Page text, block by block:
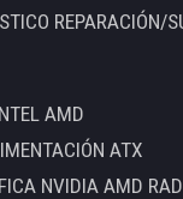
REPARACIÓN/
AMD
ATX
NVIDIA AMD